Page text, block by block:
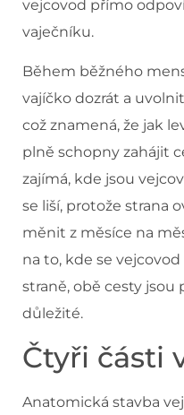
vejcovod přímo
vaječníku.
Během běžného
vajíčko dozrát a
což znamená, že jak
plně schopny zahájit
zajímá, kde jsou
se liší, protože strana
měnit z měsíce na
na to, kde se
straně, obě cesty
důležité.
Čtyři části
Anatomická stavba